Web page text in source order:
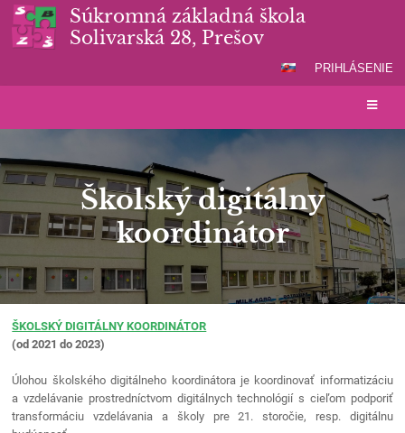
Súkromná základná škola
Solivarská 28, Prešov
PRIHLÁSENIE
Školský digitálny
koordinátor
Školský
digitálny
ŠKOLSKÝ DIGITÁLNY KOORDINÁTOR
(od 2021 do 2023)
Úlohou školského digitálneho koordinátora je koordinovať informatizáciu
a vzdelávanie prostredníctvom digitálnych technológií s cieľom podporiť
transformáciu vzdelávania a školy pre 21. storočie, resp. digitálnu